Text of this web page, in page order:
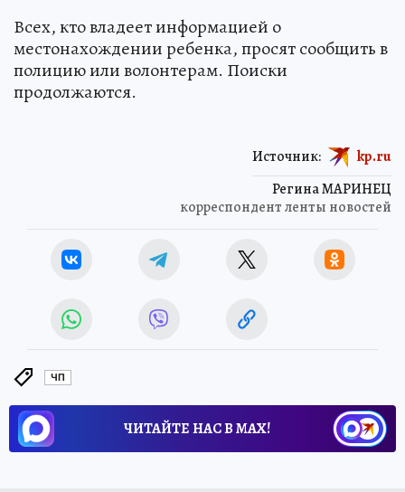
Всех, кто владеет информацией о
местонахождении ребенка, просят сообщить в
полицию или волонтерам. Поиски
продолжаются.
Регина МАРИНЕЦ
корреспондент ленты новостей
Источник: kp.ru
ЧП
ЧИТАЙТЕ НАС В МАХ!